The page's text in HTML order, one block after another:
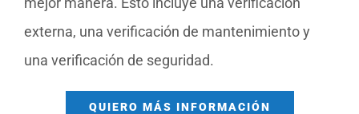
externa, una verificación de mantenimiento y
una verificación de seguridad.
QUIERO MÁS INFORMACIÓN